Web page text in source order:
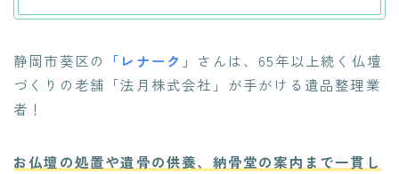
静岡市葵区の 「レナーク」 さんは、65年以上続く仏壇
づくりの老舗「法月株式会社」が手がける遺品整理業
者！
お仏壇の処置や遺骨の供養、納骨堂の案内まで一貫し